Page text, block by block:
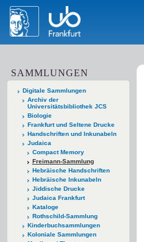
SAMMLUNGEN
Digitale Sammlungen
Archiv der
Universitätsbibliothek JCS
Biologie
Frankfurt und Seltene Drucke
Handschriften und Inkunabeln
Judaica
Compact Memory
Freimann-Sammlung
Hebräische Handschriften
Hebräische Inkunabeln
Jiddische Drucke
Judaica Frankfurt
Kataloge
Rothschild-Sammlung
Kinderbuchsammlungen
Koloniale Sammlungen